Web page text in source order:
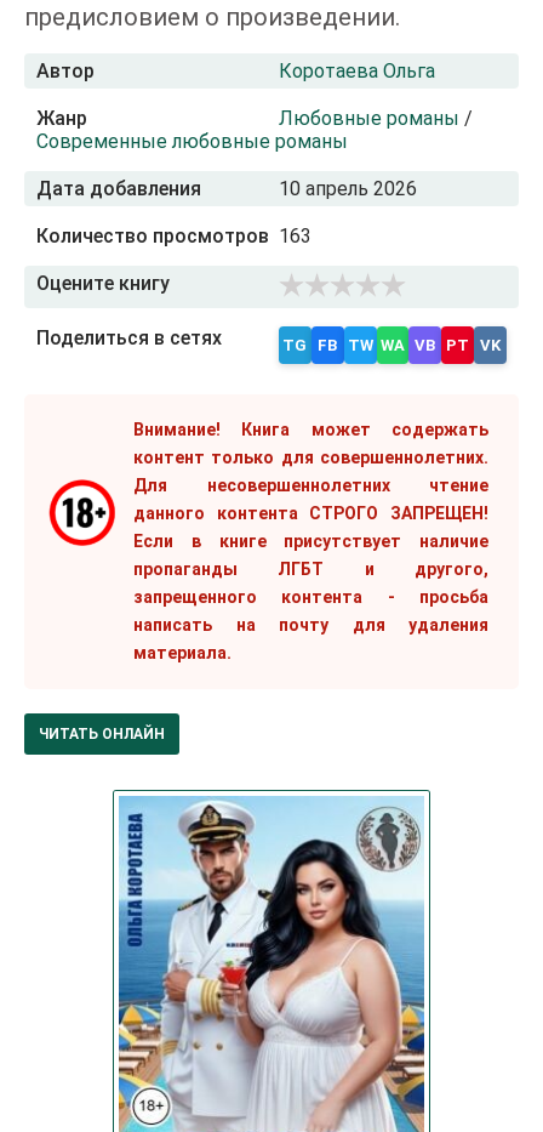
предисловием о произведении.
Автор Коротаева Ольга
Жанр Любовные романы /
Современные любовные романы
Дата добавления 10 апрель 2026
Количество просмотров 163
Оцените книгу
Поделиться в сетях TG FB TW WA VB PT VK
Внимание! Книга может содержать
контент только для совершеннолетних.
Для несовершеннолетних чтение
данного контента СТРОГО ЗАПРЕЩЕН!
Если в книге присутствует наличие
пропаганды ЛГБТ и другого,
запрещенного контента - просьба
написать на почту для удаления
материала.
ЧИТАТЬ ОНЛАЙН